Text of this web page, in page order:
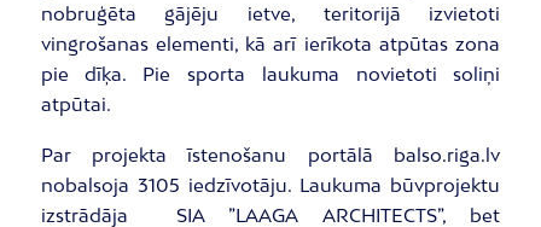
nobruģēta gājēju ietve, teritorijā izvietoti
vingrošanas elementi, kā arī ierīkota atpūtas zona
pie dīķa. Pie sporta laukuma novietoti soliņi
atpūtai.
Par projekta īstenošanu portālā balso.riga.lv
nobalsoja 3105 iedzīvotāju. Laukuma būvprojektu
izstrādāja SIA ”LAAGA ARCHITECTS”, bet